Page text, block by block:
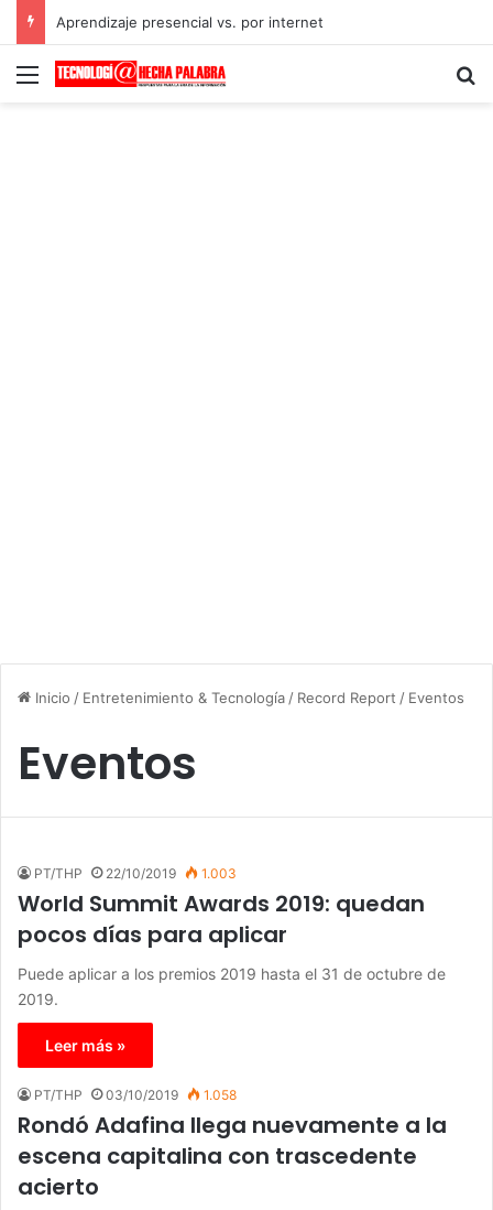
Aprendizaje presencial vs. por internet
Menú
Inicio / Entretenimiento & Tecnología / Record Report / Eventos
Eventos
PT/THP 22/10/2019 1.003
World Summit Awards 2019: quedan
pocos días para aplicar
Puede aplicar a los premios 2019 hasta el 31 de octubre de
2019.
Leer más »
PT/THP 03/10/2019 1.058
Rondó Adafina llega nuevamente a la
escena capitalina con trascedente
acierto